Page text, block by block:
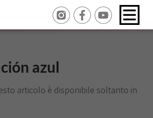
azul
articolo è disponibile soltanto in